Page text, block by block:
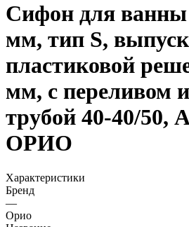
Сифон для ванны
мм, тип S,
пластиковой
мм, с переливом
трубой 40-40/50,
ОРИО
Характеристики
Бренд
—
Орио